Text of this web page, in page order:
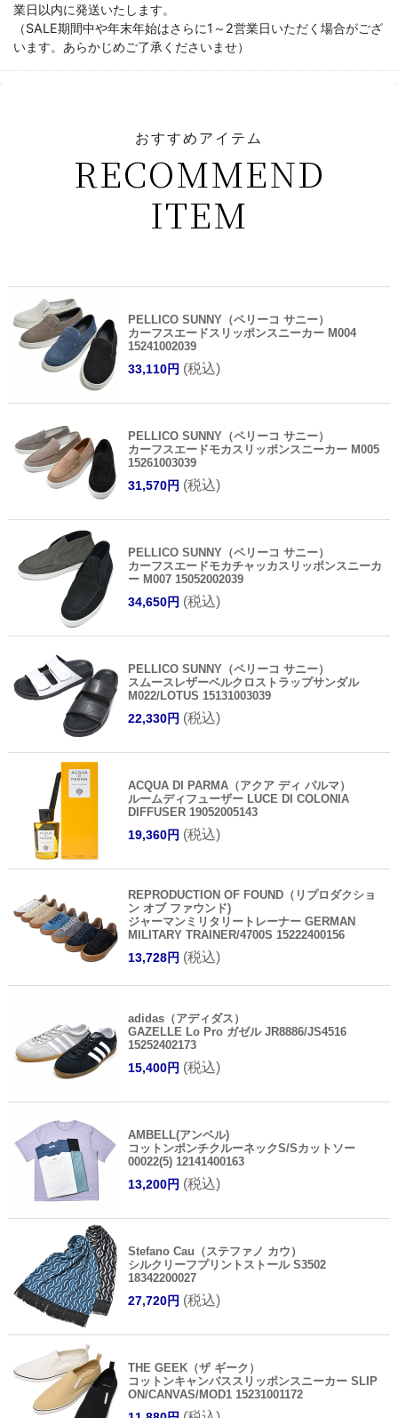
業日以内に発送いたします。
（SALE期間中や年末年始はさらに1～2営業日いただく場合がござ
います。あらかじめご了承くださいませ）
おすすめアイテム
RECOMMEND
ITEM
PELLICO SUNNY（ペリーコ サニー）
カーフスエードスリッポンスニーカー M004
15241002039
33,110円 (税込)
PELLICO SUNNY（ペリーコ サニー）
カーフスエードモカスリッポンスニーカー M005
15261003039
31,570円 (税込)
PELLICO SUNNY（ペリーコ サニー）
カーフスエードモカチャッカスリッポンスニーカ
ー M007 15052002039
34,650円 (税込)
PELLICO SUNNY（ペリーコ サニー）
スムースレザーベルクロストラップサンダル
M022/LOTUS 15131003039
22,330円 (税込)
ACQUA DI PARMA（アクア ディ パルマ）
ルームディフューザー LUCE DI COLONIA
DIFFUSER 19052005143
19,360円 (税込)
REPRODUCTION OF FOUND（リプロダクショ
ン オブ ファウンド)
ジャーマンミリタリートレーナー GERMAN
MILITARY TRAINER/4700S 15222400156
13,728円 (税込)
adidas（アディダス）
GAZELLE Lo Pro ガゼル JR8886/JS4516
15252402173
15,400円 (税込)
AMBELL(アンベル)
コットンポンチクルーネックS/Sカットソー
00022(5) 12141400163
13,200円 (税込)
Stefano Cau（ステファノ カウ）
シルクリーフプリントストール S3502
18342200027
27,720円 (税込)
THE GEEK（ザ ギーク）
コットンキャンバススリッポンスニーカー SLIP
ON/CANVAS/MOD1 15231001172